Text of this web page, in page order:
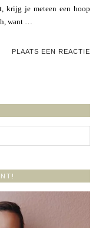
krijg je meteen een hoop
want …
PLAATS EEN REACTIE